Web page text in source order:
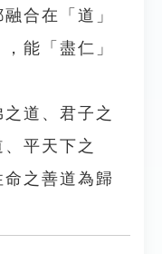
合在「道」
能「盡仁」
道、君子之
平天下之
之善道為歸